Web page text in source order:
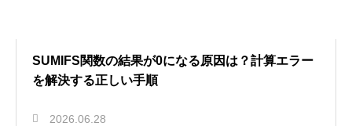
SUMIFS関数の結果が0になる原因は？計算エラー
を解決する正しい手順
2026.06.28